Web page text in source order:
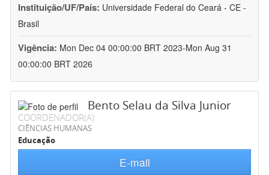
Instituição/UF/País: Universidade Federal do Ceará - CE -
Brasil
Vigência: Mon Dec 04 00:00:00 BRT 2023-Mon Aug 31
00:00:00 BRT 2026
Bento Selau da Silva Junior
COORDENADOR(A)
CIÊNCIAS HUMANAS
Educação
E-mail